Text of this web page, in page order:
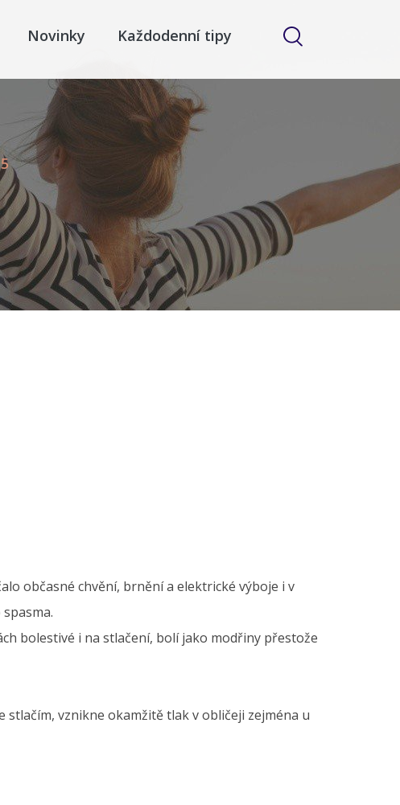
Novinky Každodenní tipy
občasné chvění, brnění a elektrické výboje i v
bolestivé i na stlačení, bolí jako modřiny přestože
stlačím, vznikne okamžitě tlak v obličeji zejména u